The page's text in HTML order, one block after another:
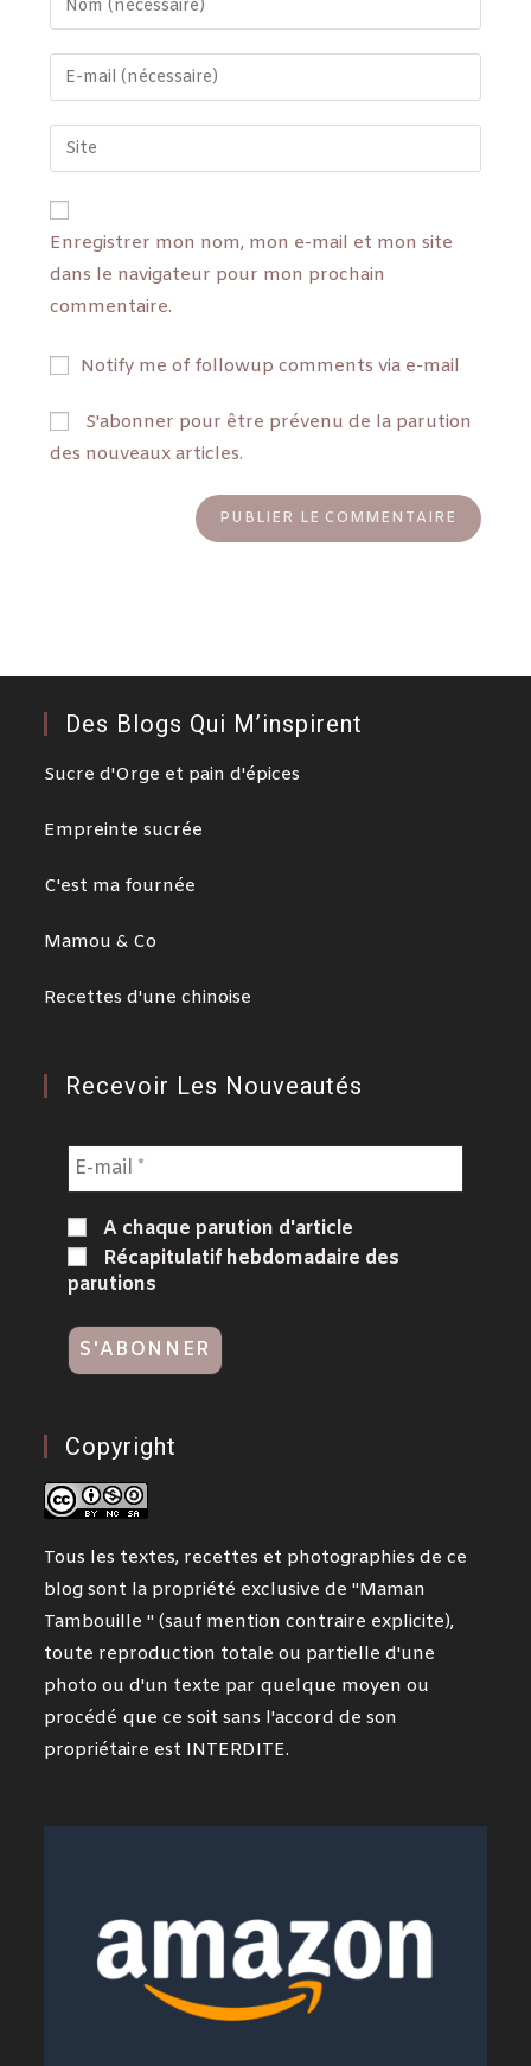
Enregistrer mon nom, mon e-mail et mon site
dans le navigateur pour mon prochain
commentaire.
Notify me of followup comments via e-mail
S'abonner pour être prévenu de la parution
des nouveaux articles.
Des Blogs Qui M’inspirent
Sucre d'Orge et pain d'épices
Empreinte sucrée
C'est ma fournée
Mamou & Co
Recettes d'une chinoise
Recevoir Les Nouveautés
A chaque parution d'article
Récapitulatif hebdomadaire des
parutions
Copyright
Tous les textes, recettes et photographies de ce
blog sont la propriété exclusive de "Maman
Tambouille " (sauf mention contraire explicite),
toute reproduction totale ou partielle d'une
photo ou d'un texte par quelque moyen ou
procédé que ce soit sans l'accord de son
propriétaire est INTERDITE.